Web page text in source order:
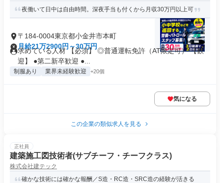
夜働いて日中は自由時間。深夜手当も付くから月収30万円以上可
〒184-0004東京都小金井市本町
月給21万2900円～30万円
求めている人材 【必須】 ◎普通運転免許（AT限定可） 【歓
迎】 ●第二新卒歓迎 ●...
制服あり 業界未経験歓迎 +20個
気になる
この企業の類似求人を見る
正社員
建築施工図技術者(サブチーフ・チーフクラス)
株式会社建テック
確かな技術には確かな報酬／S造・RC造・SRC造の経験が活きる